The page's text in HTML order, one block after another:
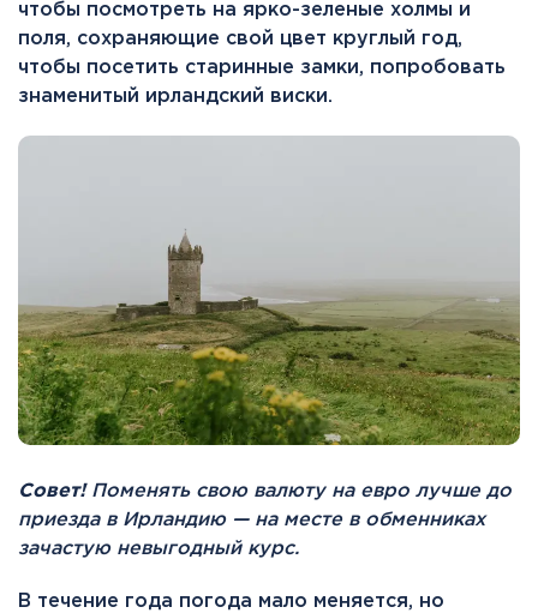
чтобы посмотреть на ярко-зеленые холмы и
поля, сохраняющие свой цвет круглый год,
чтобы посетить старинные замки, попробовать
знаменитый ирландский виски.
Совет!Поменять свою валюту на евро лучше до
приезда в Ирландию — на месте в обменниках
зачастую невыгодный курс.
В течение года погода мало меняется, но